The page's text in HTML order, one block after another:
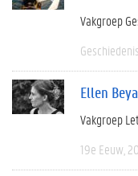
Vakgroep
Geschiedenis
Ellen
Vakgroep
19e Eeuw